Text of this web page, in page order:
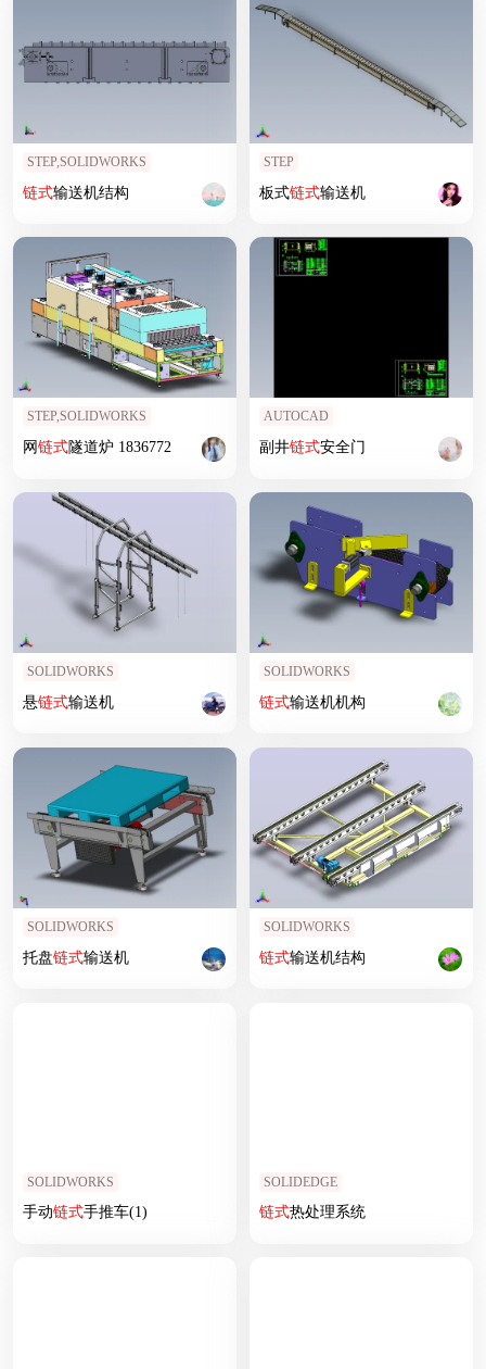
STEP,SOLIDWORKS
链式输送机结构
STEP
板式链式输送机
STEP,SOLIDWORKS
网链式隧道炉 1836772
AUTOCAD
副井链式安全门
SOLIDWORKS
悬链式输送机
SOLIDWORKS
链式输送机机构
SOLIDWORKS
托盘链式输送机
SOLIDWORKS
链式输送机结构
SOLIDWORKS
手动链式手推车(1)
SOLIDEDGE
链式热处理系统